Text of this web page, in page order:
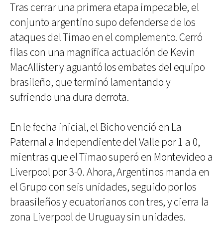
Tras cerrar una primera etapa impecable, el
conjunto argentino supo defenderse de los
ataques del Timao en el complemento. Cerró
filas con una magnífica actuación de Kevin
MacAllister y aguantó los embates del equipo
brasileño, que terminó lamentando y
sufriendo una dura derrota.
En le fecha inicial, el Bicho venció en La
Paternal a Independiente del Valle por 1 a 0,
mientras que el Timao superó en Montevideo a
Liverpool por 3-0. Ahora, Argentinos manda en
el Grupo con seis unidades, seguido por los
braasileños y ecuatorianos con tres, y cierra la
zona Liverpool de Uruguay sin unidades.